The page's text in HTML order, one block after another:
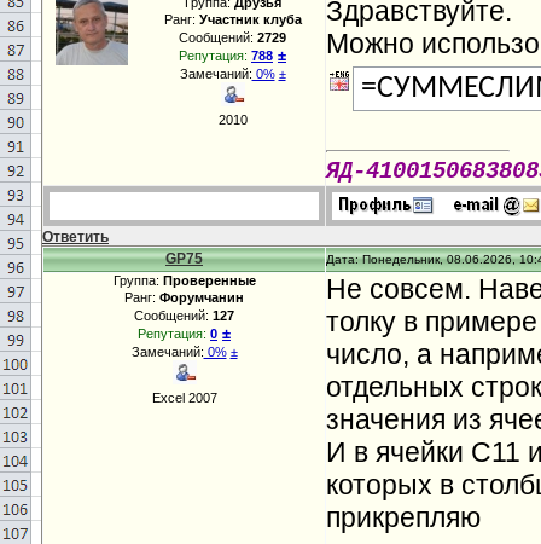
Ранг: Участник клуба
Сообщений: 2729
Репутация: 788 ±
Замечаний: 0% ±
2010
Здравствуйте.
Можно
ЯД-
Ответить
GP75
Дата: Понедельник, 08.06.2026,
Группа: Проверенные
Ранг: Форумчанин
Сообщений: 127
Репутация: 0 ±
Замечаний: 0% ±
Excel 2007
Не совсем.
толку в
число, а
отдельных
значения из
И в ячейки С11
которых в
прикрепляю